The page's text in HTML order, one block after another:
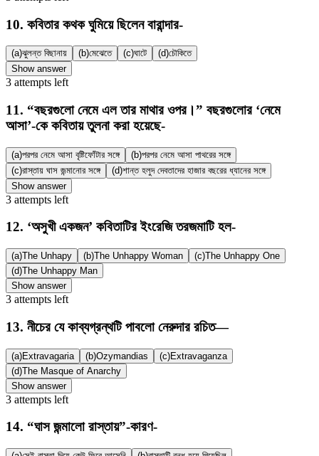
10. কবিতার কথক ঘুমিয়ে ছিলেন বারান্দার-
(a)ঝুলন্ত বিছানায় (b)মেঝেতে (c)ঘাটে (d)চৌকিতে
Show answer
3 attempts left
11. “বছরগুলো নেমে এল তার মাথার ওপর।” বছরগুলোর ‘নেমে
আসা’-কে কবিতায় তুলনা করা হয়েছে-
(a)পরপর নেমে আসা বৃষ্টিফোঁটার সঙ্গে (b)পরপর নেমে আসা পাথরের সঙ্গে
(c)রাস্তায় ঘাস জন্মানোর সঙ্গে (d)শান্ত হলুদ দেবতাদের হাজার বছরের ধ্যানের সঙ্গে
Show answer
3 attempts left
12. ‘অসুখী একজন’ কবিতাটির ইংরেজি তরজমাটি হল-
(a)The Unhapy (b)The Unhappy Woman (c)The Unhappy One
(d)The Unhappy Man
Show answer
3 attempts left
13. নীচের যে কাব্যগ্রন্থটি পাবলো নেরুদার রচিত—
(a)Extravagaria (b)Ozymandias (c)Extravaganza
(d)The Masque of Anarchy
Show answer
3 attempts left
14. “ঘাস জন্মালো রাস্তায়”-কারণ-